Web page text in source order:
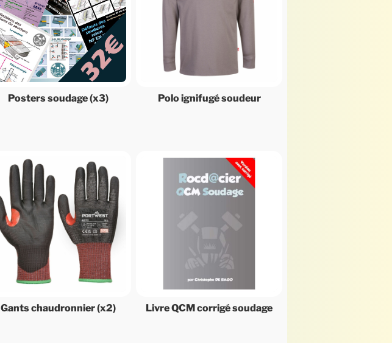
Posters soudage (x3) Polo ignifugé soudeur
Gants chaudronnier (x2) Livre QCM corrigé soudage